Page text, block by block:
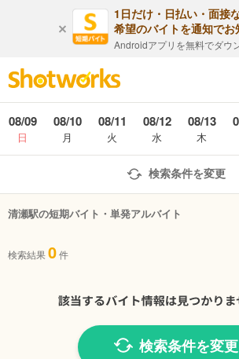
1日だけ・日払い・面接
希望のバイトを通知でお
Androidアプリを無料でダウ
08/09
日
08/10
月
08/11
火
08/12
水
08/13
木
検索条件を変更
清瀬駅の短期バイト・単発アルバイト
検索結果0件
検索条件を変更